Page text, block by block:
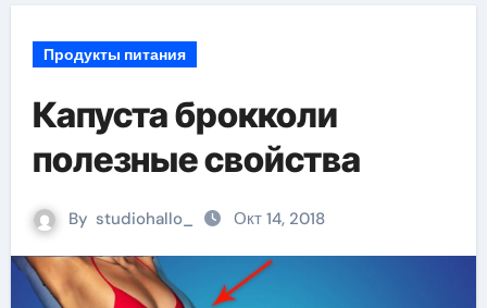
Продукты питания
Капуста брокколи
полезные свойства
By studiohallo_ Окт 14, 2018